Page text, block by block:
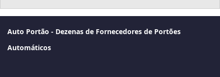
Auto Portão - Dezenas de Fornecedores de Portões
Automáticos